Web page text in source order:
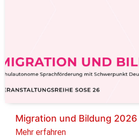
Migration und Bildung 2026
Mehr erfahren